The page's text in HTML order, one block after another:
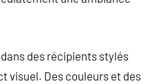
des récipients stylés
visuel. Des couleurs et des